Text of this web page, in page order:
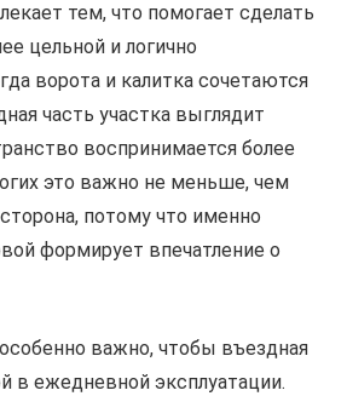
тем, что помогает сделать
цельной и логично
ворота и калитка сочетаются
часть участка выглядит
воспринимается более
это важно не меньше, чем
потому что именно
формирует впечатление о
важно, чтобы въездная
в ежедневной эксплуатации.